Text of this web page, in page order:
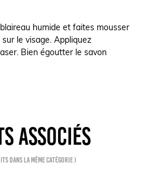
humide et faites mousser
le visage. Appliquez
Bien égoutter le savon
ASSOCIÉS
dans la même catégorie )